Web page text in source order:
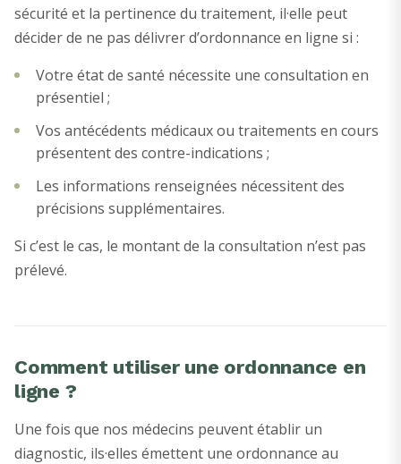
sécurité et la pertinence du traitement, il·elle peut
décider de ne pas délivrer d’ordonnance en ligne si :
Votre état de santé nécessite une consultation en
présentiel ;
Vos antécédents médicaux ou traitements en cours
présentent des contre-indications ;
Les informations renseignées nécessitent des
précisions supplémentaires.
Si c’est le cas, le montant de la consultation n’est pas
prélevé.
Comment utiliser une ordonnance en
ligne ?
Une fois que nos médecins peuvent établir un
diagnostic, ils·elles émettent une ordonnance au